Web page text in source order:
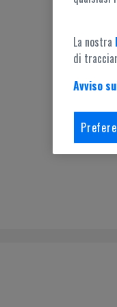
La nostra
di
Avviso